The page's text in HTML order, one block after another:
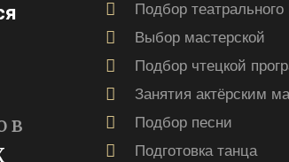
в
Подбор
Выбор мастерской
Подбор чтецкой
Занятия актёрским
Подбор песни
Подготовка танца